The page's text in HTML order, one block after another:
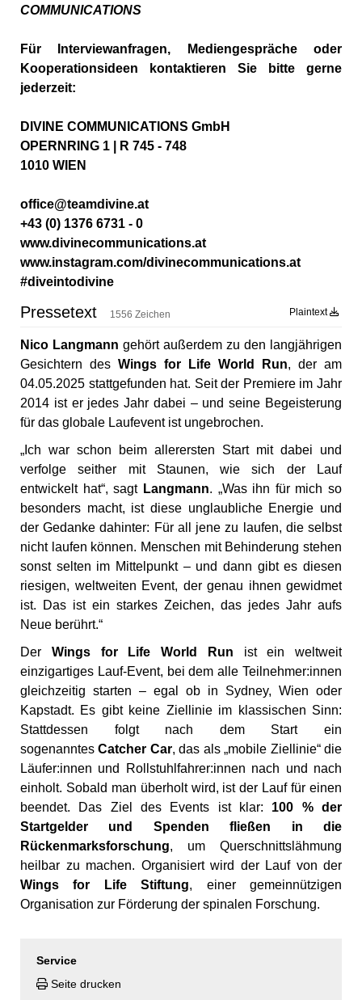
COMMUNICATIONS
Für Interviewanfragen, Mediengespräche oder
Kooperationsideen kontaktieren Sie bitte gerne
jederzeit:
DIVINE COMMUNICATIONS GmbH
OPERNRING 1 | R 745 - 748
1010 WIEN
office@teamdivine.at
+43 (0) 1376 6731 - 0
www.divinecommunications.at
www.instagram.com/divinecommunications.at
#diveintodivine
Pressetext 1556 Zeichen Plaintext
Nico Langmann gehört außerdem zu den langjährigen
Gesichtern des Wings for Life World Run, der am
04.05.2025 stattgefunden hat. Seit der Premiere im Jahr
2014 ist er jedes Jahr dabei – und seine Begeisterung
für das globale Laufevent ist ungebrochen.
„Ich war schon beim allerersten Start mit dabei und
verfolge seither mit Staunen, wie sich der Lauf
entwickelt hat“, sagt Langmann. „Was ihn für mich so
besonders macht, ist diese unglaubliche Energie und
der Gedanke dahinter: Für all jene zu laufen, die selbst
nicht laufen können. Menschen mit Behinderung stehen
sonst selten im Mittelpunkt – und dann gibt es diesen
riesigen, weltweiten Event, der genau ihnen gewidmet
ist. Das ist ein starkes Zeichen, das jedes Jahr aufs
Neue berührt.“
Der Wings for Life World Run ist ein weltweit
einzigartiges Lauf-Event, bei dem alle Teilnehmer:innen
gleichzeitig starten – egal ob in Sydney, Wien oder
Kapstadt. Es gibt keine Ziellinie im klassischen Sinn:
Stattdessen folgt nach dem Start ein
sogenanntesCatcher Car, das als „mobile Ziellinie“ die
Läufer:innen und Rollstuhlfahrer:innen nach und nach
einholt. Sobald man überholt wird, ist der Lauf für einen
beendet. Das Ziel des Events ist klar: 100 % der
Startgelder und Spenden fließen in die
Rückenmarksforschung, um Querschnittslähmung
heilbar zu machen. Organisiert wird der Lauf von der
Wings for Life Stiftung, einer gemeinnützigen
Organisation zur Förderung der spinalen Forschung.
Service
Seite drucken